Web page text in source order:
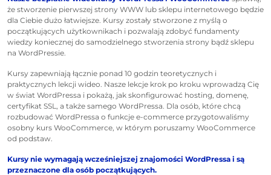
że stworzenie pierwszej strony WWW lub sklepu internetowego będzie
dla Ciebie dużo łatwiejsze. Kursy zostały stworzone z myślą o
początkujących użytkownikach i pozwalają zdobyć fundamenty
wiedzy koniecznej do samodzielnego stworzenia strony bądź sklepu
na WordPressie.
Kursy zapewniają łącznie ponad 10 godzin teoretycznych i
praktycznych lekcji wideo. Nasze lekcje krok po kroku wprowadzą Cię
w świat WordPressa i pokażą, jak skonfigurować hosting, domenę,
certyfikat SSL, a także samego WordPressa. Dla osób, które chcą
rozbudować WordPressa o funkcje e-commerce przygotowaliśmy
osobny kurs WooCommerce, w którym poruszamy WooCommerce
od podstaw.
Kursy nie wymagają wcześniejszej znajomości WordPressa i są
przeznaczone dla osób początkujących.